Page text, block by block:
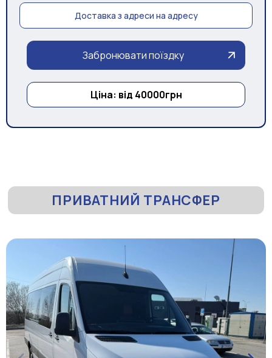
Доставка з адреси на адресу
Забронювати поїздку
Ціна: від 40000грн
ПРИВАТНИЙ ТРАНСФЕР